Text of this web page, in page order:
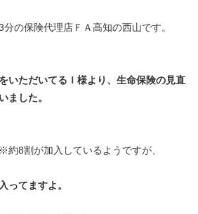
の保険代理店ＦＡ高知の西山です。
いただいてるＩ様より、生命保険の見直
ました。
8割が加入しているようですが、
ってますよ。